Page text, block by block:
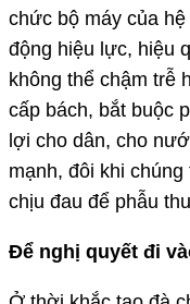
chức bộ máy của
động hiệu lực, hiệu
không thể chậm trễ
cấp bách, bắt buộc
lợi cho dân, cho
mạnh, đôi khi
chịu đau để phẫu
Để nghị quyết đi